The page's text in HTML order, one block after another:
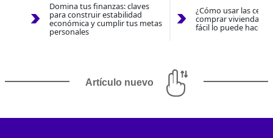
Domina tus finanzas: claves
para construir estabilidad
económica y cumplir tus metas
personales
¿Cómo usar las
comprar vivienda
fácil lo puede hacer
Artículo nuevo